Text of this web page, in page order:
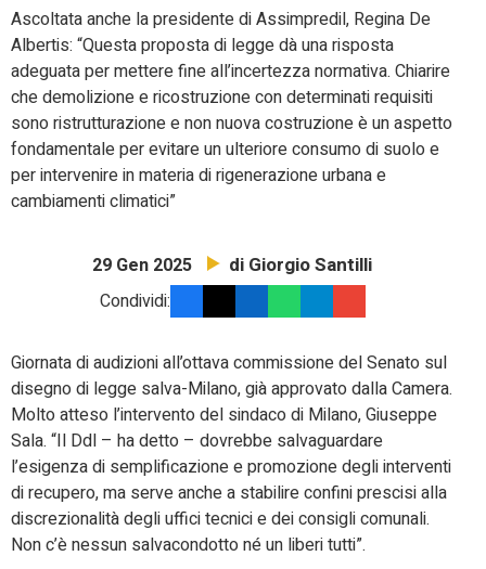
Ascoltata anche la presidente di Assimpredil, Regina De
Albertis: “Questa proposta di legge dà una risposta
adeguata per mettere fine all’incertezza normativa. Chiarire
che demolizione e ricostruzione con determinati requisiti
sono ristrutturazione e non nuova costruzione è un aspetto
fondamentale per evitare un ulteriore consumo di suolo e
per intervenire in materia di rigenerazione urbana e
cambiamenti climatici”
29 Gen 2025 di Giorgio Santilli
Condividi:
Giornata di audizioni all’ottava commissione del Senato sul
disegno di legge salva-Milano, già approvato dalla Camera.
Molto atteso l’intervento del sindaco di Milano, Giuseppe
Sala. “Il Ddl – ha detto – dovrebbe salvaguardare
l’esigenza di semplificazione e promozione degli interventi
di recupero, ma serve anche a stabilire confini prescisi alla
discrezionalità degli uffici tecnici e dei consigli comunali.
Non c’è nessun salvacondotto né un liberi tutti”.